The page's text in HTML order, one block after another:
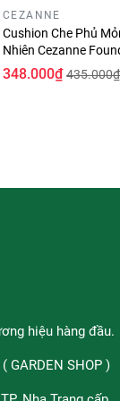
CEZANNE
Cushion Che Phủ
Nhiên Cezanne
PA++++ 11g
348.000₫ 435.000₫
hiệu hàng đầu.
GARDEN SHOP )